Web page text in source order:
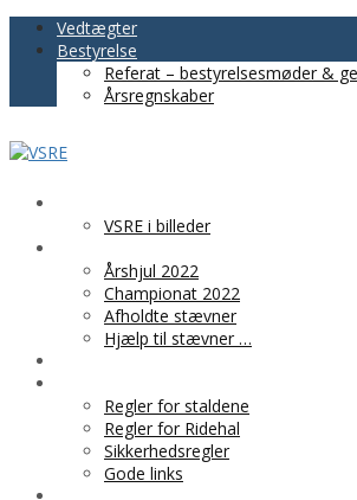
Vedtægter
Bestyrelse
Referat – bestyrelsesmøder &
Årsregnskaber
VSRE i billeder
Årshjul 2022
Championat 2022
Afholdte stævner
Hjælp til stævner …
Regler for staldene
Regler for Ridehal
Sikkerhedsregler
Gode links